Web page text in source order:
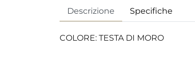
Descrizione Specifiche
COLORE: TESTA DI MORO